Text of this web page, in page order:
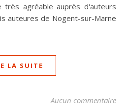
très agréable auprès d'auteurs
auteures de Nogent-sur-Marne
LA SUITE
Aucun commentaire